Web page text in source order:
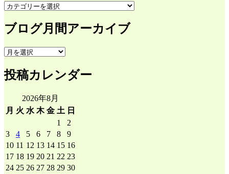
ブ
グ
カ
テ
ゴ
リ
ー
ブログ月間アーカイブ
ブ
グ
月
ア
ー
イ
ブ
投稿カレンダー
2026年8月
月 火 水 木 金 土 日
1
2
3
4 5 6 7 8
9
10 11 12 13 14 15 16
17 18 19 20 21 22 23
24 25 26 27 28 29 30